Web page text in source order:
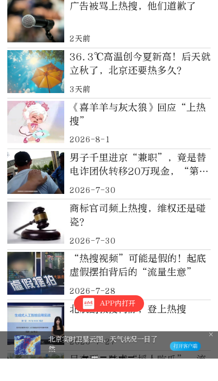
广告被骂上热搜，他们道歉了
2天前
36.3℃高温创今夏新高！后天就
立秋了，北京还要热多久？
3天前
《喜羊羊与灰太狼》回应“上热
搜”
2026-8-1
男子千里进京“兼职”，竟是替
电诈团伙转移20万现金，“第一
单”就栽在北京的哥手中｜都视
频·热观察
2026-7-30
商标官司频上热搜，维权还是碰
瓷？
2026-7-30
“热搜视频”可能是假的！起底
虚假摆拍背后的“流量生意”
2026-7-28
北航副教授何静，登上热搜
2026-7-27
吴克群、陆虎“摇人吃瓜”，流
APP内打开
棋缘！晒出我的“晚报杯” 有奖征集